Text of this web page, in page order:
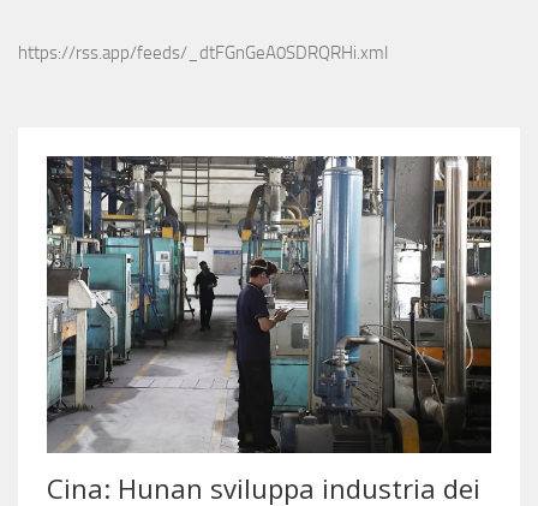
https://rss.app/feeds/_dtFGnGeA0SDRQRHi.xml